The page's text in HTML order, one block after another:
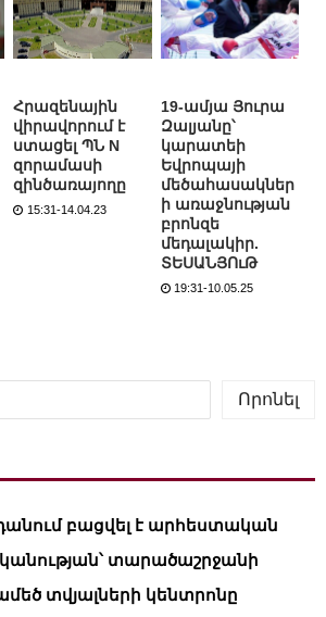
Հրազենային
վիրավորում է
ստացել ՊՆ N
զորամասի
զինծառայողը
15:31-14.04.23
19-ամյա Յուրա
Զալյանը՝
կարատեի
Եվրոպայի
մեծահասակներ
ի առաջնության
բրոնզե
մեդալակիր.
ՏԵՍԱՆՅՈւԹ
19:31-10.05.25
Որոնել
բացվել է արհեստական
տարածաշրջանի
տվյալների կենտրոնը